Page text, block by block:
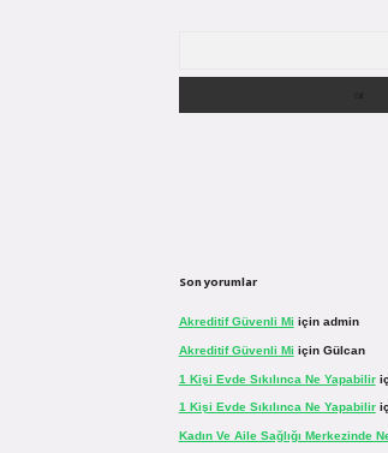
Son yorumlar
Akreditif Güvenli Mi için admin
Akreditif Güvenli Mi için Gülcan
1 Kişi Evde Sıkılınca Ne Yapabilir
1 Kişi Evde Sıkılınca Ne Yapabilir
Kadın Ve Aile Sağlığı Merkezinde